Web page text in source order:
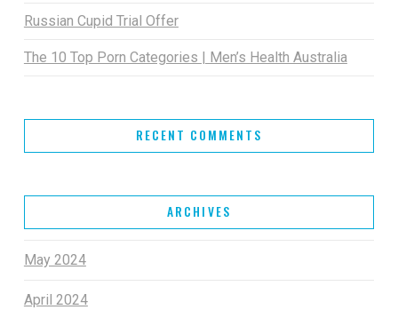
Russian Cupid Trial Offer
The 10 Top Porn Categories | Men’s Health Australia
RECENT COMMENTS
ARCHIVES
May 2024
April 2024